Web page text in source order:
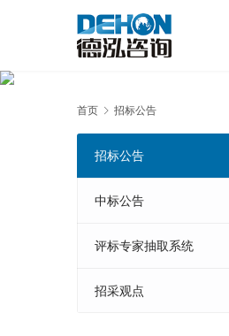
首页 招标公告
招标公告
中标公告
评标专家抽取系统
招采观点